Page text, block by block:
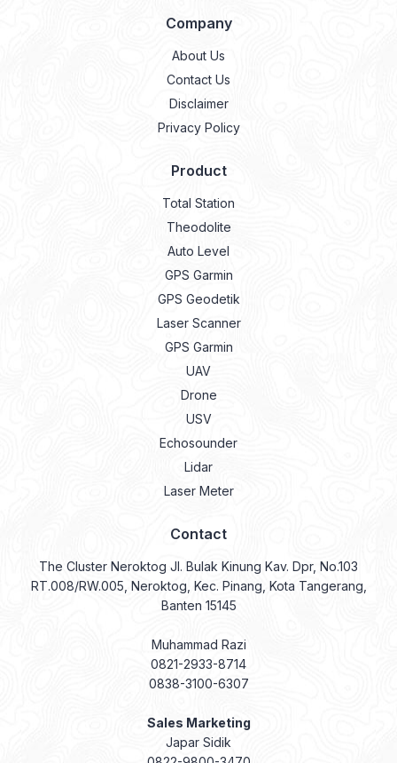
Company
About Us
Contact Us
Disclaimer
Privacy Policy
Product
Total Station
Theodolite
Auto Level
GPS Garmin
GPS Geodetik
Laser Scanner
GPS Garmin
UAV
Drone
USV
Echosounder
Lidar
Laser Meter
Contact
The Cluster Neroktog Jl. Bulak Kinung Kav. Dpr, No.103
RT.008/RW.005, Neroktog, Kec. Pinang, Kota Tangerang,
Banten 15145
Muhammad Razi
0821-2933-8714
0838-3100-6307
Sales Marketing
Japar Sidik